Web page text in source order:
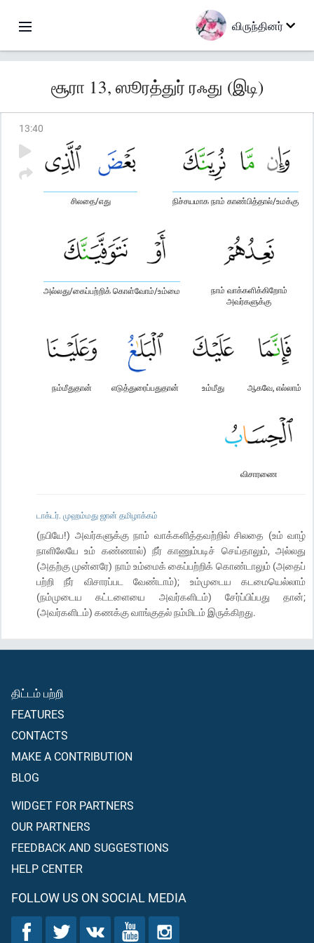
விருந்தினர்
சூரா 13, ஸூரத்துர் ரஃது (இடி)
13:40
நிச்சயமாக நாம் காண்பித்தால்/உமக்கு
சிலதை/எது
நாம் வாக்களிக்கிறோம்
அவர்களுக்கு
அல்லது/கைப்பற்றிக் கொள்வோம்/உம்மை
ஆகவே, எல்லாம்
உம்மீது
எடுத்துரைப்பதுதான்
நம்மீதுதான்
விசாரணை
டாக்டர். முஹம்மது ஜான் தமிழாக்கம்
(நபியே!) அவர்களுக்கு நாம் வாக்களித்தவற்றில் சிலதை (உம் வாழ்
நாளிலேயே உம் கண்ணால்) நீர் காணும்படிச் செய்தாலும், அல்லது
(அதற்கு முன்னரே) நாம் உம்மைக் கைப்பற்றிக் கொண்டாலும் (அதைப்
பற்றி நீர் விசாரப்பட வேண்டாம்); உம்முடைய கடமையெல்லாம்
(நம்முடைய கட்டளையை அவர்களிடம்) சேர்ப்பிப்பது தான்;
(அவர்களிடம்) கணக்கு வாங்குதல் நம்மிடம் இருக்கிறது.
திட்டம் பற்றி
FEATURES
CONTACTS
MAKE A CONTRIBUTION
BLOG
WIDGET FOR PARTNERS
OUR PARTNERS
FEEDBACK AND SUGGESTIONS
HELP CENTER
FOLLOW US ON SOCIAL MEDIA